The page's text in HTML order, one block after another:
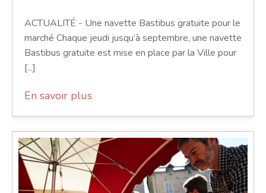
ACTUALITÉ - Une navette Bastibus gratuite pour le
marché Chaque jeudi jusqu’à septembre, une navette
Bastibus gratuite est mise en place par la Ville pour
[...]
En savoir plus